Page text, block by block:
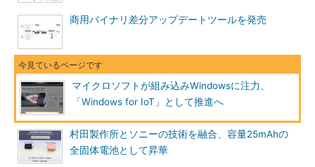
商用バイナリ差分アップデートツールを発売
マイクロソフトが組み込みWindowsに注力、
「Windows for IoT」として推進へ
村田製作所とソニーの技術を融合、容量25mAhの
全固体電池として昇華